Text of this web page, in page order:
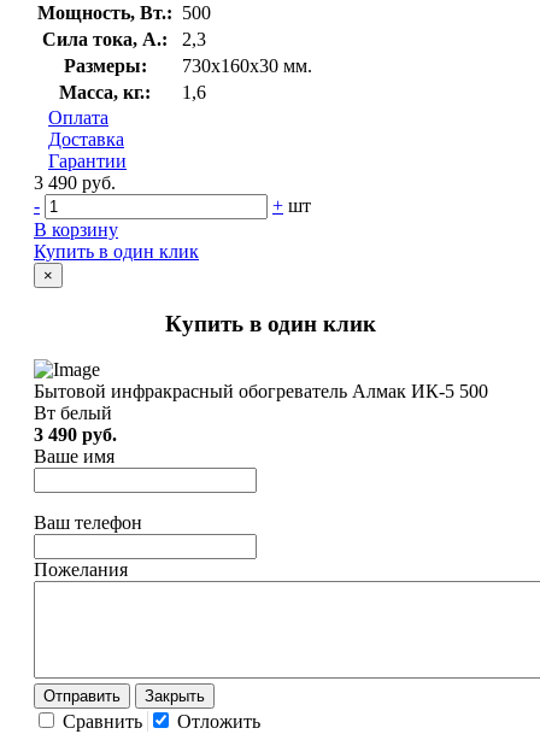
Мощность, Вт.: 500
Сила тока, А.:
2,3
Размеры:
730x160x30 мм.
Масса, кг.:
1,6
Оплата
Доставка
Гарантии
3 490 руб.
-
+ шт
В корзину
Купить в один клик
×
Купить в один клик
Бытовой инфракрасный обогреватель Алмак ИК-5 500
Вт белый
3 490 руб.
Ваше имя
Ваш телефон
Пожелания
Отправить Закрыть
Сравнить Отложить